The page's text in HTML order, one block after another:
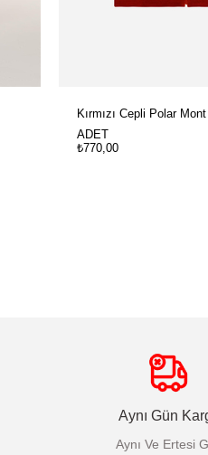
Kırmızı Cepli Polar Mont
ADET
₺770,00
Aynı Gün
Aynı Ve Ertesi